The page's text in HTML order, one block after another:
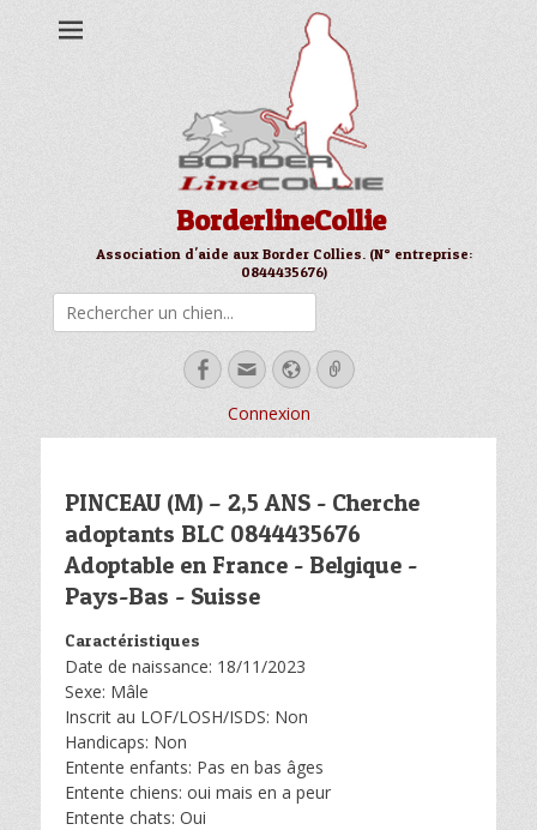
BorderlineCollie
Association d'aide aux Border Collies. (N° entreprise:
0844435676)
Facebook
EmailSite
web
Link
Connexion
PINCEAU (M) – 2,5 ANS - Cherche
adoptants BLC 0844435676
Adoptable en France - Belgique -
Pays-Bas - Suisse
Caractéristiques
Date de naissance: 18/11/2023
Sexe: Mâle
Inscrit au LOF/LOSH/ISDS: Non
Handicaps: Non
Entente enfants: Pas en bas âges
Entente chiens: oui mais en a peur
Entente chats: Oui